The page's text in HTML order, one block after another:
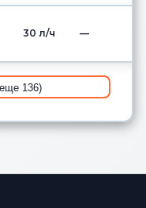
30 л/ч —
136)